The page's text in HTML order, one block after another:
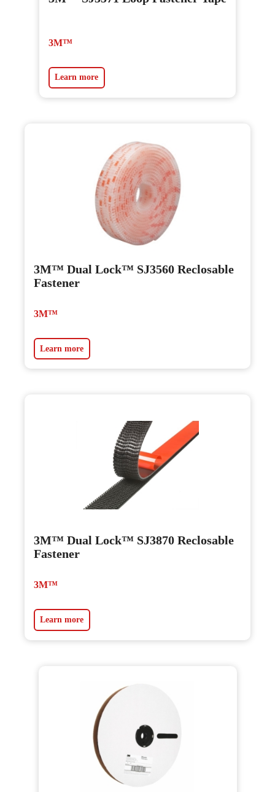
3M™
Learn more
3M™ Dual Lock™ SJ3560 Reclosable
Fastener
3M™
Learn more
3M™ Dual Lock™ SJ3870 Reclosable
Fastener
3M™
Learn more